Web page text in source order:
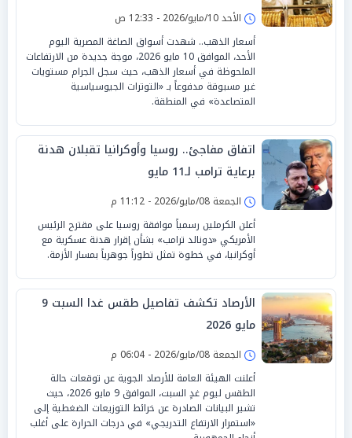
الأحد 10/مايو/2026 - 12:33 ص
أسعار الذهب.. شهدت أسواق الصاغة المصرية اليوم
الأحد، الموافق 10 مايو 2026، موجة جديدة من الارتفاعات
الملحوظة في أسعار الذهب، حيث سجل الجرام مستويات
غير مسبوقة مدفوعاً بـ «التوترات الجيوسياسية
المتصاعدة» في المنطقة.
اتفاق مفاجئ.. روسيا وأوكرانيا تقبلان هدنة
برعاية ترامب لـ11 مايو
الجمعة 08/مايو/2026 - 11:12 م
أعلن الكرملين رسمياً موافقة روسيا على مقترح الرئيس
الأمريكي «دونالد ترامب» بشأن إقرار هدنة عسكرية مع
أوكرانيا، في خطوة تمثل تطوراً جوهرياً بمسار الأزمة.
الأرصاد تكشف تفاصيل طقس غدا السبت 9
مايو 2026
الجمعة 08/مايو/2026 - 06:04 م
أعلنت الهيئة العامة للأرصاد الجوية عن توقعات حالة
الطقس ليوم غدٍ السبت، الموافق 9 مايو 2026، حيث
تشير البيانات الصادرة عن خرائط التوزيعات الضغطية إلى
«استمرار الارتفاع التدريجي» في درجات الحرارة على أغلب